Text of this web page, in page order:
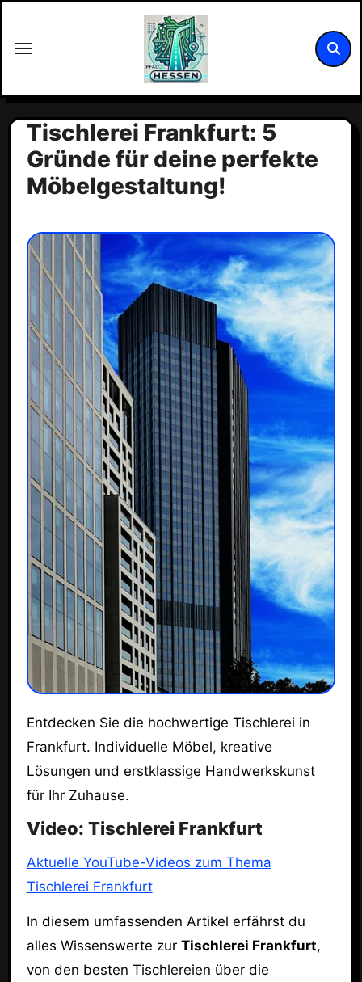
springen
Tischlerei Frankfurt: 5
Gründe für deine perfekte
Möbelgestaltung!
Entdecken Sie die hochwertige Tischlerei in
Frankfurt. Individuelle Möbel, kreative
Lösungen und erstklassige Handwerkskunst
für Ihr Zuhause.
Video: Tischlerei Frankfurt
Aktuelle YouTube-Videos zum Thema
Tischlerei Frankfurt
In diesem umfassenden Artikel erfährst du
alles Wissenswerte zur Tischlerei Frankfurt,
von den besten Tischlereien über die